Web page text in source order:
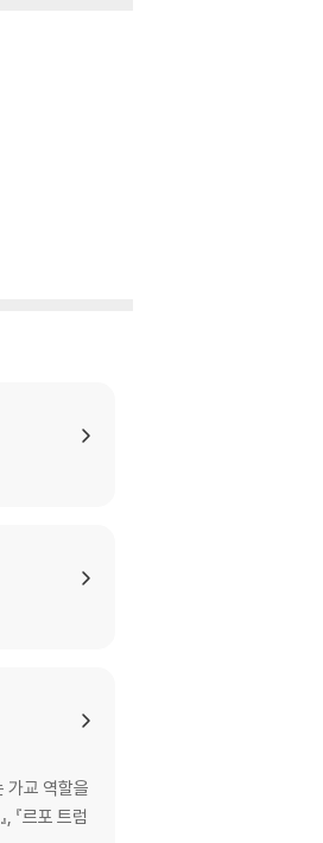
가교 역할을
『르포 트럼